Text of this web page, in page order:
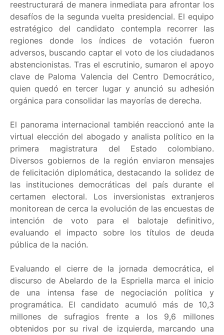
reestructurará de manera inmediata para afrontar los
desafíos de la segunda vuelta presidencial. El equipo
estratégico del candidato contempla recorrer las
regiones donde los índices de votación fueron
adversos, buscando captar el voto de los ciudadanos
abstencionistas. Tras el escrutinio, sumaron el apoyo
clave de Paloma Valencia del Centro Democrático,
quien quedó en tercer lugar y anunció su adhesión
orgánica para consolidar las mayorías de derecha.
El panorama internacional también reaccionó ante la
virtual elección del abogado y analista político en la
primera magistratura del Estado colombiano.
Diversos gobiernos de la región enviaron mensajes
de felicitación diplomática, destacando la solidez de
las instituciones democráticas del país durante el
certamen electoral. Los inversionistas extranjeros
monitorean de cerca la evolución de las encuestas de
intención de voto para el balotaje definitivo,
evaluando el impacto sobre los títulos de deuda
pública de la nación.
Evaluando el cierre de la jornada democrática, el
discurso de Abelardo de la Espriella marca el inicio
de una intensa fase de negociación política y
programática. El candidato acumuló más de 10,3
millones de sufragios frente a los 9,6 millones
obtenidos por su rival de izquierda, marcando una